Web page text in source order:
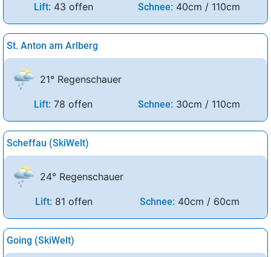
Lift: 43 offen Schnee: 40cm / 110cm
St. Anton am Arlberg
21° Regenschauer
Lift: 78 offen Schnee: 30cm / 110cm
Scheffau (SkiWelt)
24° Regenschauer
Lift: 81 offen Schnee: 40cm / 60cm
Going (SkiWelt)